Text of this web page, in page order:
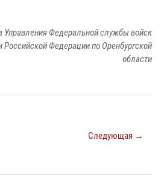
Управления Федеральной службы войск
Российской Федерации по Оренбургской
области
Следующая →